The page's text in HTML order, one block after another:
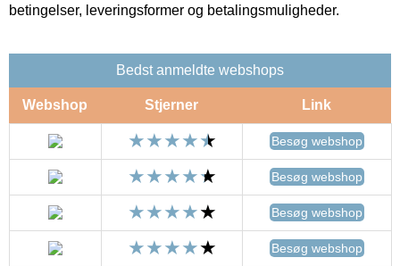
betingelser, leveringsformer og betalingsmuligheder.
Bedst anmeldte webshops
Webshop Stjerner Link
Besøg webshop
Besøg webshop
Besøg webshop
Besøg webshop